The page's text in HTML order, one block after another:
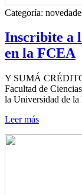
Categoría:
Inscribite a
en la FCEA
Y SUMÁ
Facultad de
la Universidad de la
Leer más